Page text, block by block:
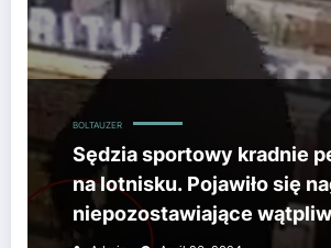
BOLTAUZER
Sędzia sportowy kradnie
na lotnisku. Pojawiło się
niepozostawiające
[WIDEO]